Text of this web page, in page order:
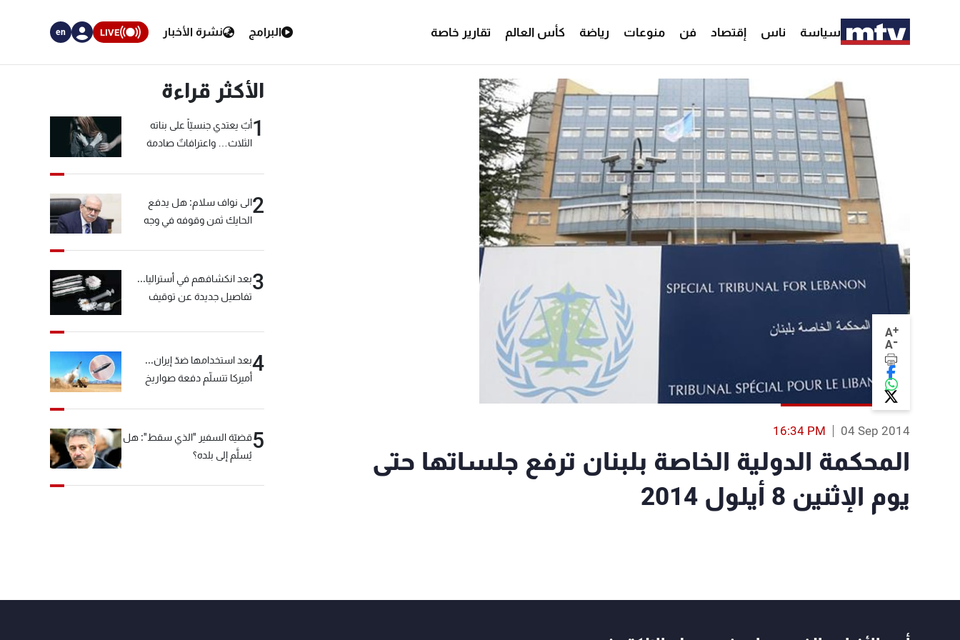
سياسة ناس إقتصاد فن منوعات رياضة كأس العالم تقارير خاصة البرامج نشرة الأخبار LIVE
en
A+
A-
04 Sep 2014
16:34 PM
المحكمة الدولية الخاصة بلبنان ترفع جلساتها حتى
يوم الإثنين 8 أيلول 2014
الأكثر قراءة
1أبٌ يعتدي جنسيّاً على بناته
الثلاث… واعترافاتٌ صادمة
2الى نواف سلام: هل يدفع
الحايك ثمن وقوفه في وجه
3بعد انكشافهم في أستراليا...
تفاصيل جديدة عن توقيف
4بعد استخدامها ضدّ إيران...
أميركا تتسلّم دفعة صواريخ
5قضيّة السفير "الذي سقط": هل
يُسلَّم إلى بلده؟